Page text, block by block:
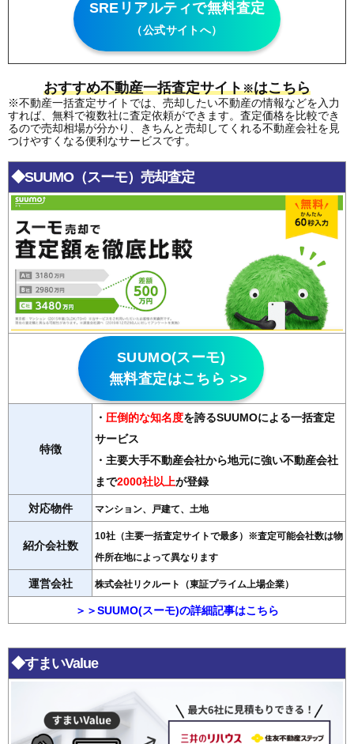
SREリアルティで無料査定
（公式サイトへ）
おすすめ不動産一括査定サイト※はこちら
※不動産一括査定サイトでは、売却したい不動産の情報などを入力
すれば、無料で複数社に査定依頼ができます。査定価格を比較でき
るので売却相場が分かり、きちんと売却してくれる不動産会社を見
つけやすくなる便利なサービスです。
◆SUUMO（スーモ）売却査定
SUUMO(スーモ)
無料査定はこちら >>
特徴
・ 圧倒的な知名度を誇るSUUMOによる一括査定
サービス
・主要大手不動産会社から地元に強い不動産会社
まで2000社以上が登録
対応物件 マンション、戸建て、土地
紹介会社数
10社（主要一括査定サイトで最多）※査定可能会社数は物
件所在地によって異なります
運営会社 株式会社リクルート（東証プライム上場企業）
＞＞SUUMO(スーモ)の詳細記事はこちら
◆すまいValue